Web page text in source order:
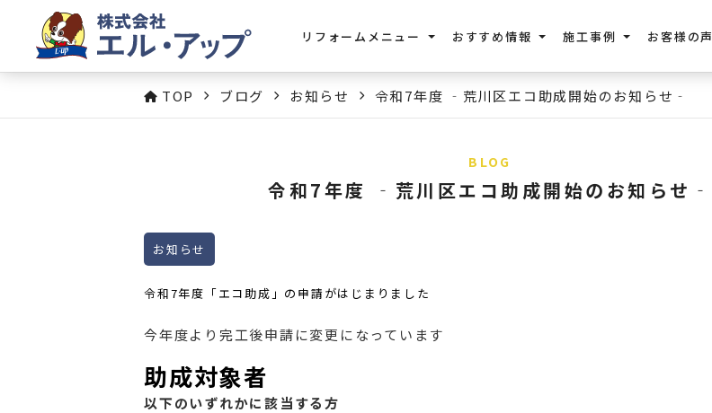
リフォームメニュー おすすめ情報 施工事例 お客様の声
TOP ブログ お知らせ 令和7年度 ‐荒川区エコ助成開始のお知らせ‐
BLOG
令和7年度 ‐荒川区エコ助成開始のお知らせ‐
お知らせ
令和7年度「エコ助成」の申請がはじまりました
今年度より完工後申請に変更になっています
助成対象者
以下のいずれかに該当する方